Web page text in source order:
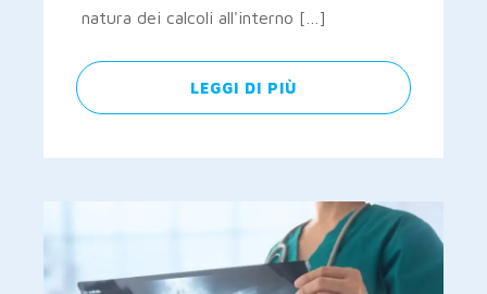
natura dei calcoli all'interno […]
LEGGI DI PIÙ